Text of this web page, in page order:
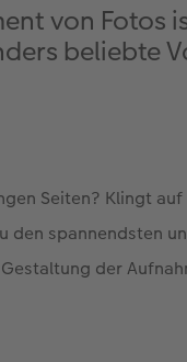
von Fotos
beliebte
Seiten? Klingt
den spannendsten
der